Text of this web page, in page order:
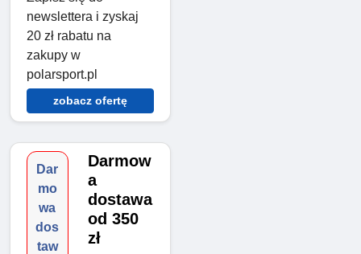
newslettera i zyskaj
20 zł rabatu na
zakupy w
polarsport.pl
zobacz ofertę
Dar
mo
wa
dos
taw
Darmow
a
dostawa
od 350
zł